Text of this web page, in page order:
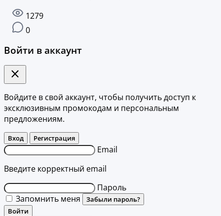
1279
0
Войти в аккаунт
Войдите в свой аккаунт, чтобы получить доступ к
эксклюзивным промокодам и персональным
предложениям.
Вход Регистрация
Email
Введите корректный email
Пароль
Запомнить меня
Забыли пароль?
Войти